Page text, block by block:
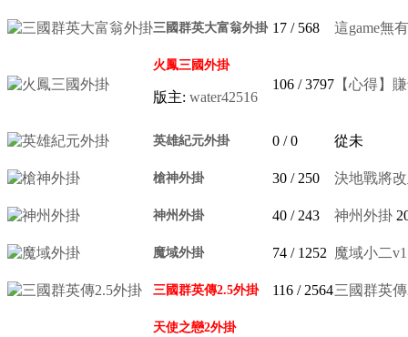
三國群英大富翁外掛 17 / 568 這game無
火鳳三國外掛
版主: water42516
106 / 3797 【心得】
英雄紀元外掛 0 / 0 從未
槍神外掛 30 / 250 決地戰將
神州外掛 40 / 243 神州外掛
魔域外掛 74 / 1252 魔域小二
三國群英傳2.5外掛 116 / 2564三國群英傳
天使之戀2外掛